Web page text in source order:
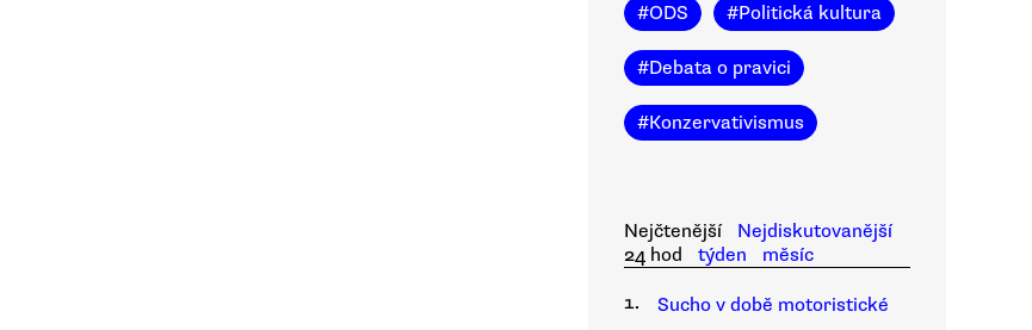
#ODS #Politická kultura
#Debata o pravici
#Konzervativismus
Nejčtenější
Nejdiskutovanější
24 hod
týden
měsíc
1.
Sucho v době motoristické